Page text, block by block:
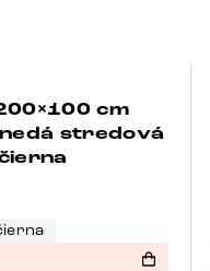
cm
stredová